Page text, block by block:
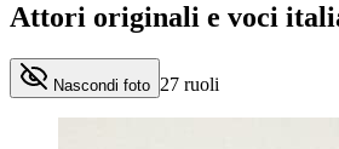
Attori originali e voci
Nascondi foto 27 ruoli